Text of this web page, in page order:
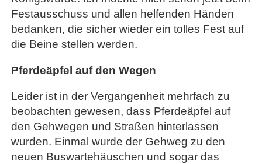
Festausschuss und allen helfenden Händen
bedanken, die sicher wieder ein tolles Fest auf
die Beine stellen werden.
Pferdeäpfel auf den Wegen
Leider ist in der Vergangenheit mehrfach zu
beobachten gewesen, dass Pferdeäpfel auf
den Gehwegen und Straßen hinterlassen
wurden. Einmal wurde der Gehweg zu den
neuen Buswartehäuschen und sogar das